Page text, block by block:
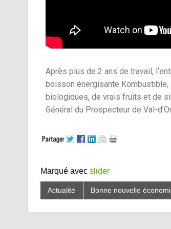
Après plus de 2 ans de travail,
boisson énergisante
biologiques, de vrais fruits et de
Général du Prospecteur de Val-
Marqué avec slider
Actualité Bonne nouvelle